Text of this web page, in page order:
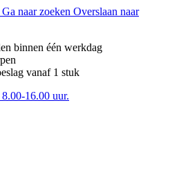
Ga naar zoeken Overslaan naar
binnen één werkdag
vanaf 1 stuk
16.00 uur.